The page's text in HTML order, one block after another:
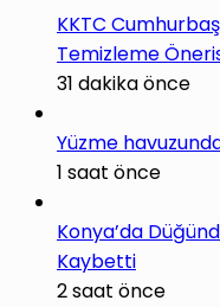
KKTC
Temizleme
31 dakika önce
Yüzme
1 saat önce
Konya’da
Kaybetti
2 saat önce